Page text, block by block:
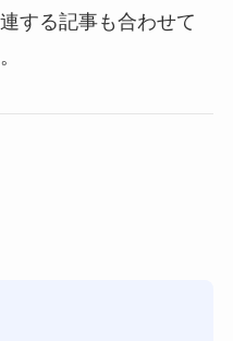
する記事も合わせて